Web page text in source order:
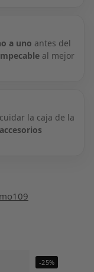
a uno antes del
al mejor
la caja de la
accesorios
-25%